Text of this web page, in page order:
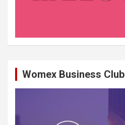
Womex Business Club